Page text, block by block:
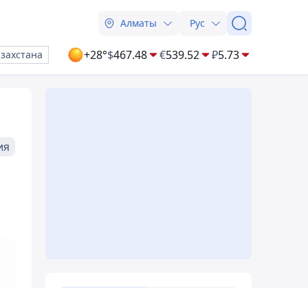
Алматы Рус
+28°$467.48 €539.52 ₽5.73